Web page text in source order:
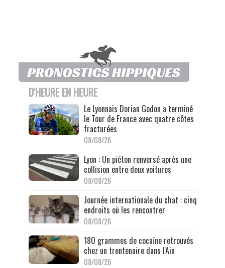
D'HEURE EN HEURE
Le Lyonnais Dorian Godon a terminé
le Tour de France avec quatre côtes
fracturées
08/08/26
Lyon : Un piéton renversé après une
collision entre deux voitures
08/08/26
Journée internationale du chat : cinq
endroits où les rencontrer
08/08/26
180 grammes de cocaïne retrouvés
chez un trentenaire dans l'Ain
08/08/26